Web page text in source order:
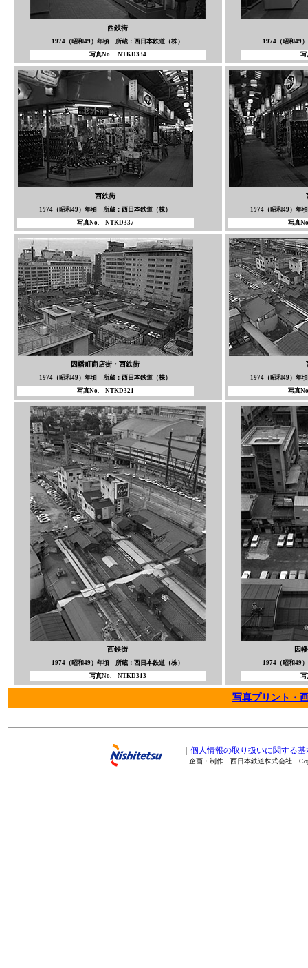
西鉄街
1974（昭和49）年頃 所蔵：西日本鉄道（株）
写真No. NTKD334
1974（昭和49
西鉄街
1974（昭和49）年頃 所蔵：西日本鉄道（株）
写真No. NTKD337
1974（昭和49）年
写真
因幡町商店街・西鉄街
1974（昭和49）年頃 所蔵：西日本鉄道（株）
写真No. NTKD321
1974（昭和49）年
写真
西鉄街
1974（昭和49）年頃 所蔵：西日本鉄道（株）
写真No. NTKD313
因
1974（昭和49
写真プリント・
個人情報の取り扱いに関する基
企画・制作 西日本鉄道株式会社